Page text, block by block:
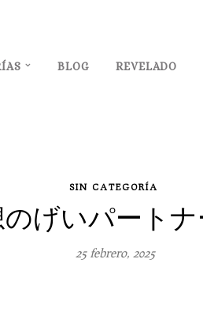
BLOG REVELADO
SIN CATEGORÍA
げいパート
25 febrero, 2025